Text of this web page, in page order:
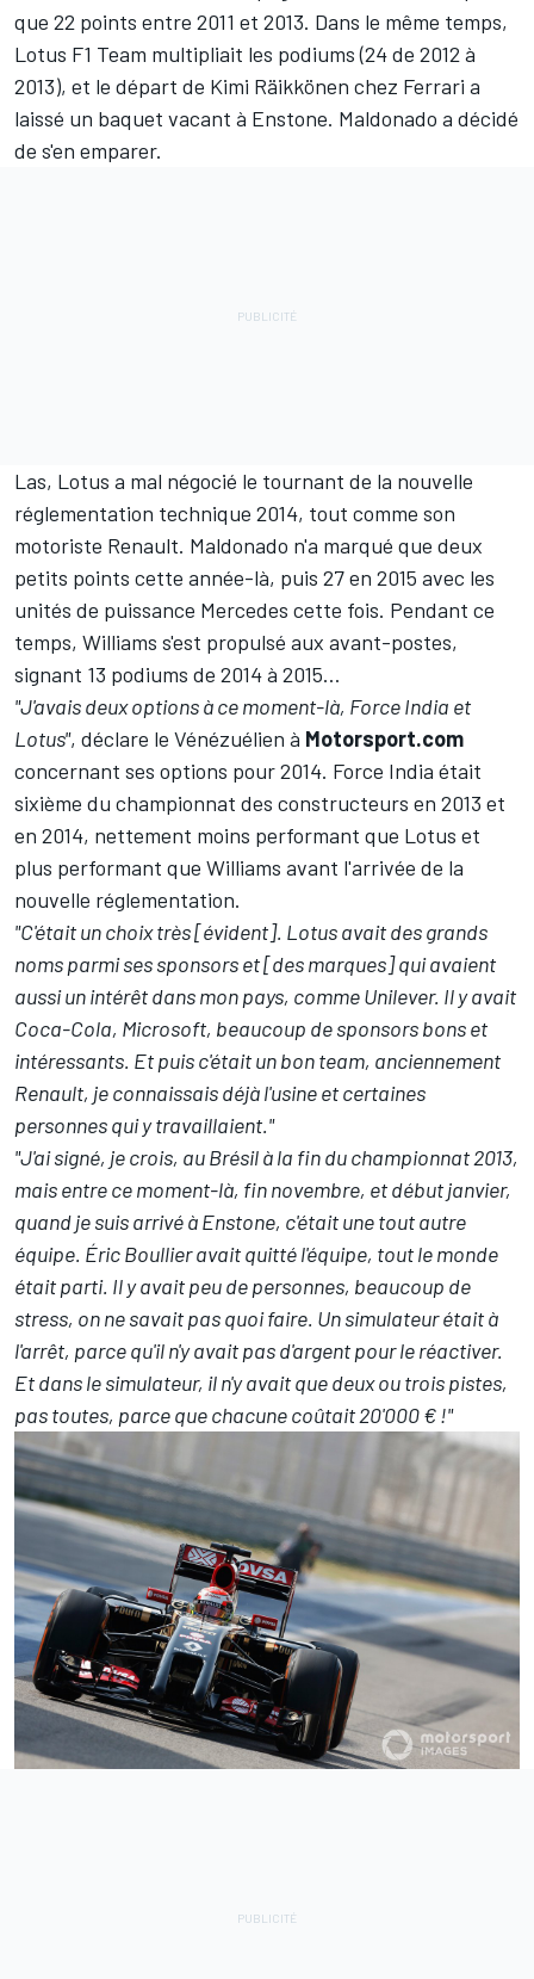
que 22 points entre 2011 et 2013. Dans le même temps,
Lotus F1 Team multipliait les podiums (24 de 2012 à
2013), et le départ de Kimi Räikkönen chez Ferrari a
laissé un baquet vacant à Enstone. Maldonado a décidé
de s'en emparer.
Las, Lotus a mal négocié le tournant de la nouvelle
réglementation technique 2014, tout comme son
motoriste Renault. Maldonado n'a marqué que deux
petits points cette année-là, puis 27 en 2015 avec les
unités de puissance Mercedes cette fois. Pendant ce
temps, Williams s'est propulsé aux avant-postes,
signant 13 podiums de 2014 à 2015…
"J'avais deux options à ce moment-là, Force India et
Lotus", déclare le Vénézuélien à Motorsport.com
concernant ses options pour 2014. Force India était
sixième du championnat des constructeurs en 2013 et
en 2014, nettement moins performant que Lotus et
plus performant que Williams avant l'arrivée de la
nouvelle réglementation.
"C'était un choix très [évident]. Lotus avait des grands
noms parmi ses sponsors et [des marques] qui avaient
aussi un intérêt dans mon pays, comme Unilever. Il y avait
Coca-Cola, Microsoft, beaucoup de sponsors bons et
intéressants. Et puis c'était un bon team, anciennement
Renault, je connaissais déjà l'usine et certaines
personnes qui y travaillaient."
"J'ai signé, je crois, au Brésil à la fin du championnat 2013,
mais entre ce moment-là, fin novembre, et début janvier,
quand je suis arrivé à Enstone, c'était une tout autre
équipe. Éric Boullier avait quitté l'équipe, tout le monde
était parti. Il y avait peu de personnes, beaucoup de
stress, on ne savait pas quoi faire. Un simulateur était à
l'arrêt, parce qu'il n'y avait pas d'argent pour le réactiver.
Et dans le simulateur, il n'y avait que deux ou trois pistes,
pas toutes, parce que chacune coûtait 20'000 € !"